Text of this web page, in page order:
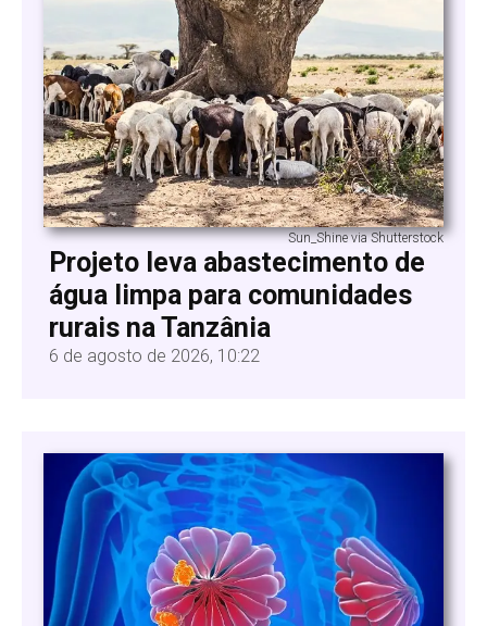
Sun_Shine via Shutterstock
Projeto leva abastecimento de
água limpa para comunidades
rurais na Tanzânia
6 de agosto de 2026, 10:22